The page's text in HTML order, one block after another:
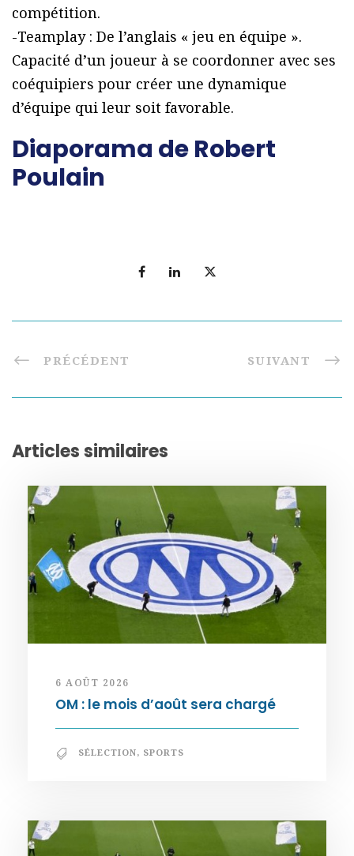
compétition.
-Teamplay : De l’anglais « jeu en équipe ».
Capacité d’un joueur à se coordonner avec ses
coéquipiers pour créer une dynamique
d’équipe qui leur soit favorable.
Diaporama de Robert
Poulain
PRÉCÉDENT SUIVANT
Articles similaires
6 AOÛT 2026
OM : le mois d’août sera chargé
SÉLECTION, SPORTS